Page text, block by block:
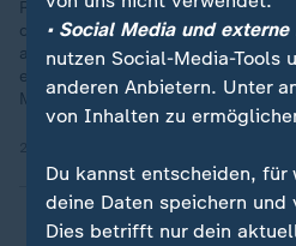
Russlands Außenminister Sergej
der Krim. "Man sieht sich hier in
aus solchen Motiven heraus
erheben kann" - ZDF-
Moskau.
• Social Media und
nutzen Social-Media-Tools
anderen Anbietern. Unter
von Inhalten zu
Du kannst entscheiden, für
deine Daten speichern und
Dies betrifft nur dein